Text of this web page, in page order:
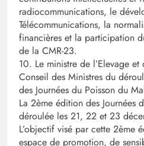
radiocommunications, le
Télécommunications, la
financières et la participation
de la CMR-23.
10. Le ministre de l’Elevage
Conseil des Ministres du
des Journées du Poisson du
La 2ème édition des Journées
déroulée les 21, 22 et 23
L’objectif visé par cette 2ème
espace de promotion, de